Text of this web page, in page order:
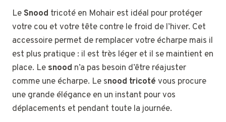
LeSnood tricoté en Mohair est idéal pour protéger
votre cou et votre tête contre le froid de l’hiver. Cet
accessoire permet de remplacer votre écharpe mais il
est plus pratique : il est très léger et il se maintient en
place. Le snood n’a pas besoin d’être réajuster
comme une écharpe. Le snood tricoté vous procure
une grande élégance en un instant pour vos
déplacements et pendant toute la journée.